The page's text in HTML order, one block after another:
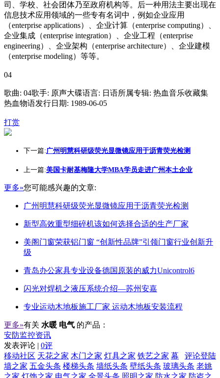
司、学校、社会团体乃至政府机构等。后一种用法主要出现在
信息技术应用领域的一些专有名词中，例如企业应用
（enterprise applications）、企业计算（enterprise computing）、
企业集成（enterprise integration）、企业工程（enterprise
engineering）、企业架构（enterprise architecture）、企业建模
（enterprise modeling）等等。
04
歌曲: 04歌手: 原声大碟语言: 日语所属专辑: 热血音乐收藏集
热血物语发行日期: 1989-06-05
打赏
下一篇:广州明慧科研级荧光显微镜应用于沥青荧光检测
上一篇:美国卡耐基梅隆大学MBA学员走进广州本土企业
更多»您可能感兴趣的文章:
广州明慧科研级荧光显微镜应用于沥青荧光检测
新型高效重型细碎机该如何选择合适的生产厂家
美阁门窗荣获铝门窗 “创新性品牌”引领门窗行业创新升
级
青岛办公家具专业设备德国原装的威力Unicontrol6
闪光对焊机之液压系统介绍—苏州安嘉
专业运动木地板施工厂家 运动木地板安装流程
更多»有关 水暖 电气 的产品：
安防监控资讯
发表评论 | 0评
评论登陆
移动社区 天花之家 木门之家 灯具之家 铁艺之家 幕
墙之家 五金头条 楼梯头条 墙纸头条 壁纸头条 玻璃头条 老姚
之家 灯饰之家 电气之家 全景头条 照明之家 防水之家 防盗之